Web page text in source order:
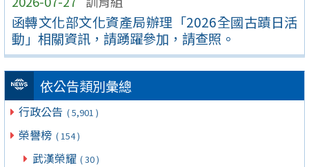
函轉文化部文化資產局辦理「2026全國古蹟日活
動」相關資訊，請踴躍參加，請查照。
依公告類別彙總
行政公告 ( 5,901 )
榮譽榜 ( 154 )
武漢榮耀 ( 30 )